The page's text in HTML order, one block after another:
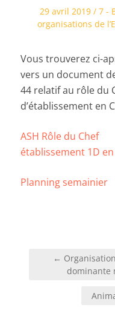
29 avril 2019 7 -
organisations de
Vous trouverez ci-
vers un document
44 relatif au rôle du
d’établissement en
ASH Rôle du Chef
établissement 1D en
Planning semainier
←
dominante